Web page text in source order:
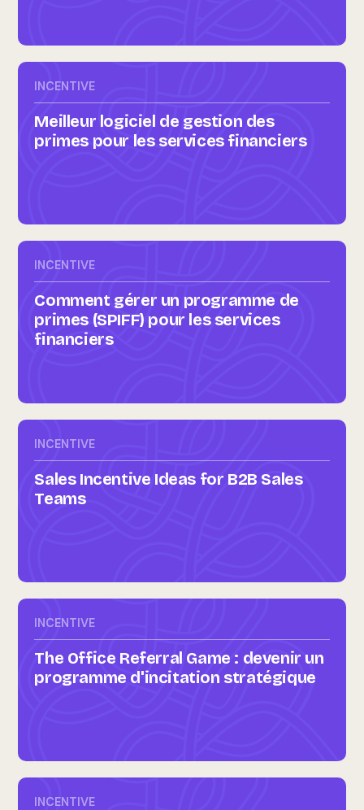
INCENTIVE
Meilleur logiciel de gestion des
primes pour les services financiers
INCENTIVE
Comment gérer un programme de
primes (SPIFF) pour les services
financiers
INCENTIVE
Sales Incentive Ideas for B2B Sales
Teams
INCENTIVE
The Office Referral Game : devenir un
programme d'incitation stratégique
INCENTIVE